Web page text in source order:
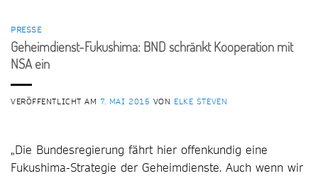
PRESSE
Geheimdienst-Fukushima: BND schränkt Kooperation mit
NSA ein
VERÖFFENTLICHT AM 7. MAI 2015 VON ELKE STEVEN
„Die Bundesregierung fährt hier offenkundig eine
Fukushima-Strategie der Geheimdienste. Auch wenn wir